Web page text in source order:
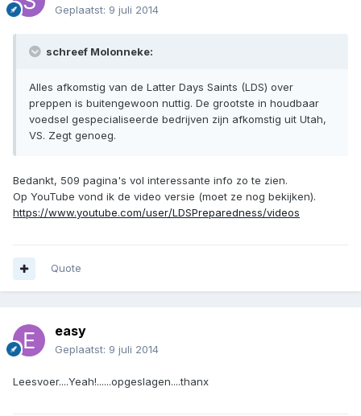
Geplaatst: 9 juli 2014
schreef Molonneke:
Alles afkomstig van de Latter Days Saints (LDS) over
preppen is buitengewoon nuttig. De grootste in houdbaar
voedsel gespecialiseerde bedrijven zijn afkomstig uit Utah,
VS. Zegt genoeg.
Bedankt, 509 pagina's vol interessante info zo te zien.
Op YouTube vond ik de video versie (moet ze nog bekijken).
https://www.youtube.com/user/LDSPreparedness/videos
Quote
easy
Geplaatst: 9 juli 2014
Leesvoer....Yeah!......opgeslagen....thanx